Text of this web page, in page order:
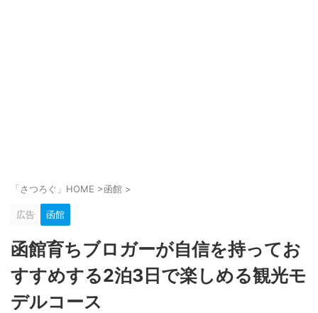
「さつろぐ」HOME >函館 >
広告 函館
函館育ちブロガーが自信を持ってお
すすめする2泊3日で楽しめる観光モ
デルコース